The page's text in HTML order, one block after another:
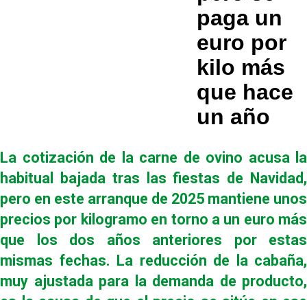
paga un
euro por
kilo más
que hace
un año
La cotización de la carne de ovino acusa la
habitual bajada tras las fiestas de Navidad,
pero en este arranque de 2025 mantiene unos
precios por kilogramo en torno a un euro más
que los dos años anteriores por estas
mismas fechas. La reducción de la cabaña,
muy ajustada para la demanda de producto,